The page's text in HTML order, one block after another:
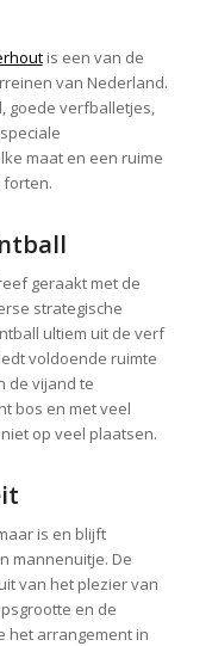
is een van de
van Nederland.
goede verfballetjes,
maat en een ruime
geraakt met de
strategische
ultiem uit de verf
voldoende ruimte
de vijand te
bos en met veel
op veel plaatsen.
is en blijft
mannenuitje. De
van het plezier van
en de
het arrangement in